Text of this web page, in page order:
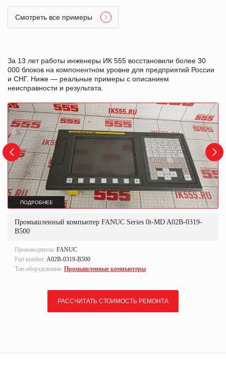
Смотреть все примеры
За 13 лет работы инженеры ИК 555 восстановили более 30
000 блоков на компонентном уровне для предприятий России
и СНГ. Ниже — реальные примеры с описанием
неисправности и результата.
ПОДРОБНЕЕ
Промышленный компьютер FANUC Series 0i-MD A02B-0319-
B500
Производитель: FANUC
Part number: A02B-0319-B500
Тип оборудования: Промышленные компьютеры
РАССЧИТАТЬ СТОИМОСТЬ РЕМОНТА